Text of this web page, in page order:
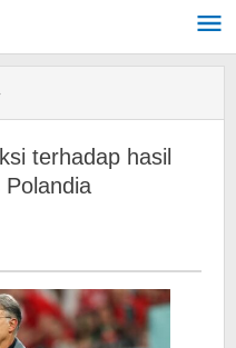
Martino
bereaksi
terhadap
0-
0
Meksiko
terhadap hasil